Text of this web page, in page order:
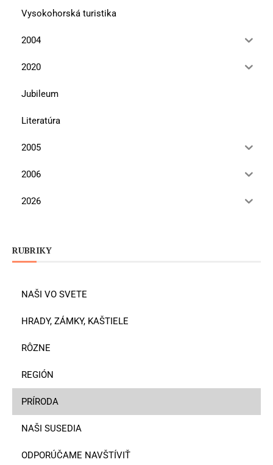
Vysokohorská turistika
2004
2020
Jubileum
Literatúra
2005
2006
2026
RUBRIKY
NAŠI VO SVETE
HRADY, ZÁMKY, KAŠTIELE
RÔZNE
REGIÓN
PRÍRODA
NAŠI SUSEDIA
ODPORÚČAME NAVŠTÍVIŤ